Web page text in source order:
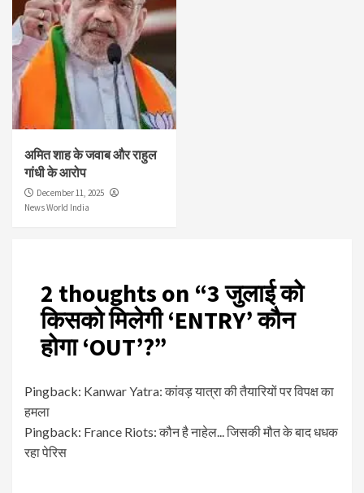
अमित शाह के जवाब और राहुल
गांधी के आरोप
December 11, 2025
News World India
2 thoughts on “3 जुलाई को
किसको मिलेगी ‘ENTRY’ कौन
होगा ‘OUT’?”
Pingback: Kanwar Yatra: कांवड़ यात्रा की तैयारियों पर विपक्ष का
हमला
Pingback: France Riots: कौन है नाहेल... जिसकी मौत के बाद धधक
रहा पेरिस